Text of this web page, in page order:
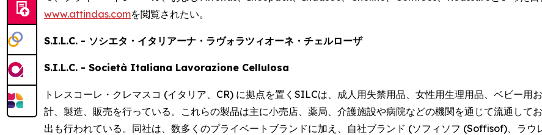
www.attindas.comを閲覧されたい。
S.I.L.C. - ソシエタ・イタリアーナ・ラヴォラツィオーネ・チェルローザ
S.I.L.C. - Società Italiana Lavorazione Cellulosa
トレスコーレ・クレマスコ (イタリア、CR) に拠点を置くSILCは、成人用失禁用品、女性用生理用品、ベビー用
計、製造、販売を行っている。これらの製品は主に小売店、薬局、介護施設や病院などの機関を通じて流通して
出も行われている。同社は、数多くのプライベートブランドに加え、自社ブランド (ソフィソフ (Soffisof)、ラ